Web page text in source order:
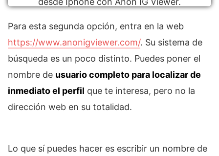
Para esta segunda opción, entra en la web
https://www.anonigviewer.com/. Su sistema de
búsqueda es un poco distinto. Puedes poner el
nombre de usuario completo para localizar de
inmediato el perfil que te interesa, pero no la
dirección web en su totalidad.
Lo que sí puedes hacer es escribir un nombre de